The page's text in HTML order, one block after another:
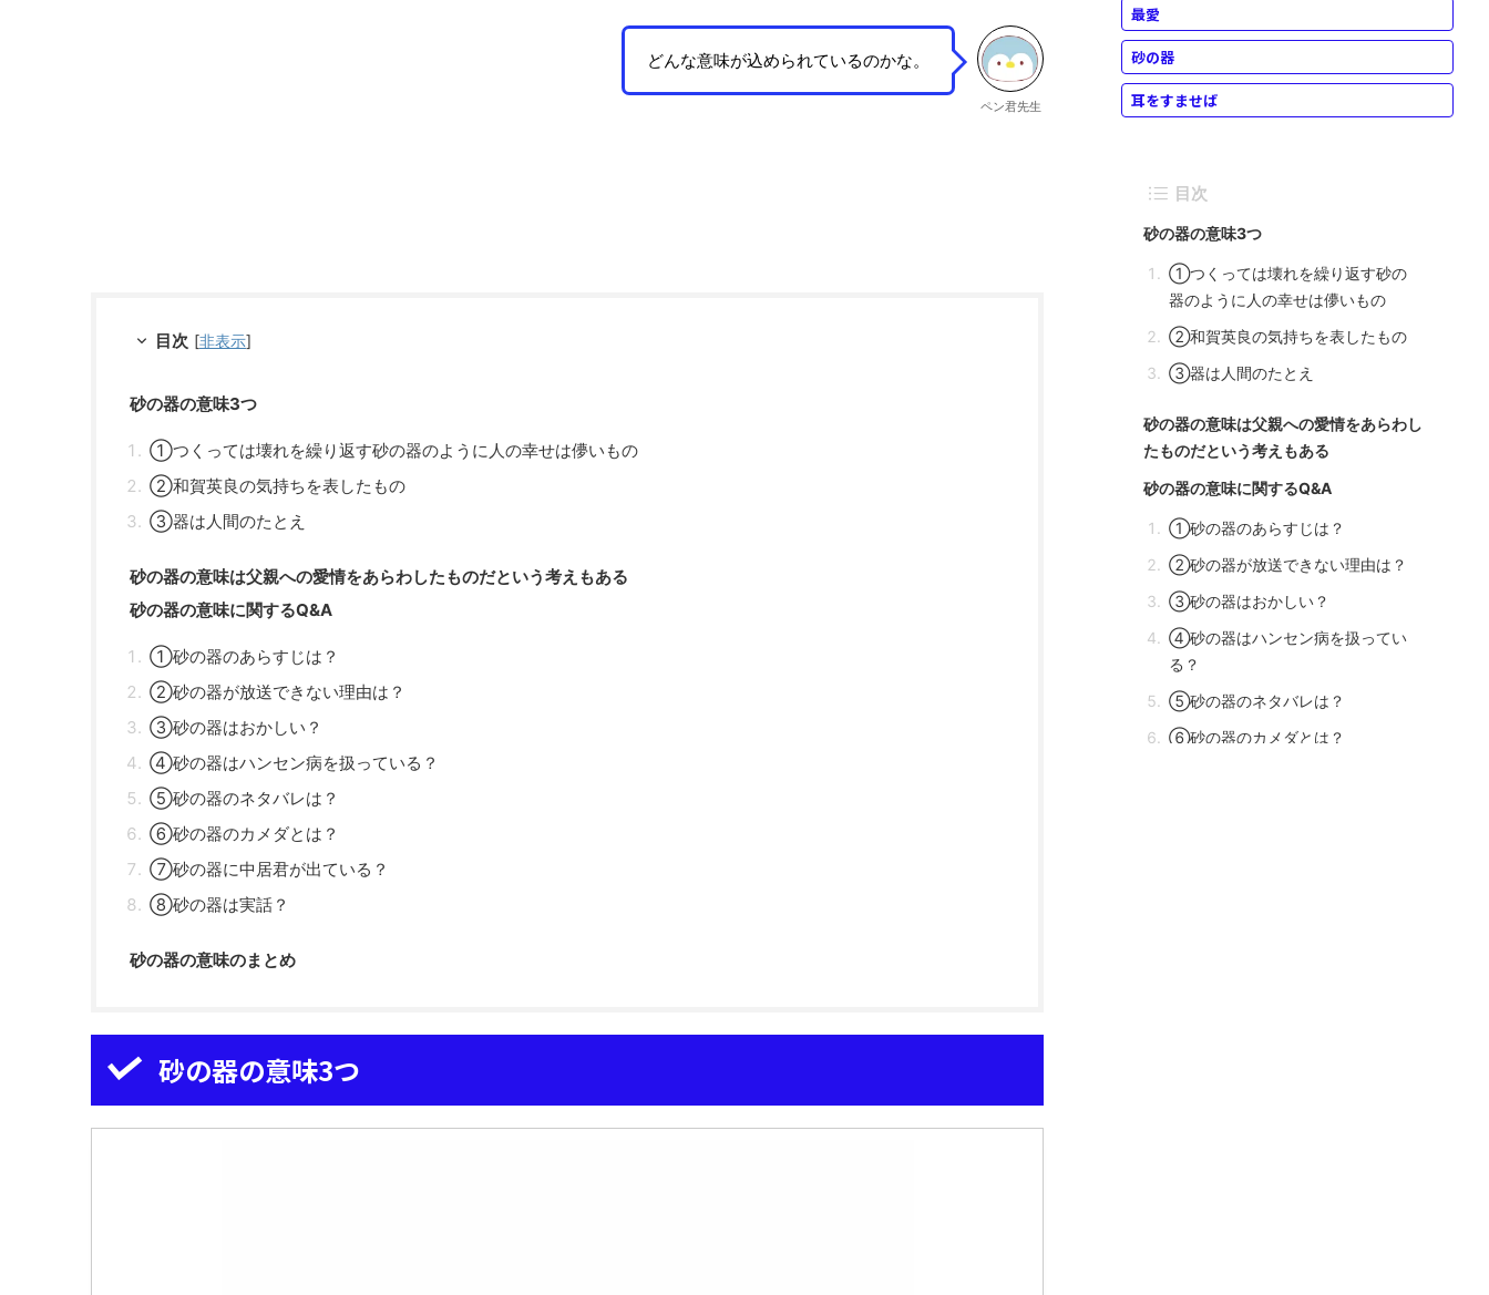
どんな意味が込められているのかな。
ペン君先生
目次 [非表示]
砂の器の意味3つ
①つくっては壊れを繰り返す砂の器のように人の幸せは儚いもの
②和賀英良の気持ちを表したもの
③器は人間のたとえ
砂の器の意味は父親への愛情をあらわしたものだという考えもある
砂の器の意味に関するQ&A
①砂の器のあらすじは？
②砂の器が放送できない理由は？
③砂の器はおかしい？
④砂の器はハンセン病を扱っている？
⑤砂の器のネタバレは？
⑥砂の器のカメダとは？
⑦砂の器に中居君が出ている？
⑧砂の器は実話？
砂の器の意味のまとめ
砂の器の意味3つ
最愛
砂の器
耳をすませば
目次
砂の器の意味3つ
①つくっては壊れを繰り返す砂の
器のように人の幸せは儚いもの
②和賀英良の気持ちを表したもの
③器は人間のたとえ
砂の器の意味は父親への愛情をあらわし
たものだという考えもある
砂の器の意味に関するQ&A
①砂の器のあらすじは？
②砂の器が放送できない理由は？
③砂の器はおかしい？
④砂の器はハンセン病を扱ってい
る？
⑤砂の器のネタバレは？
⑥砂の器のカメダとは？